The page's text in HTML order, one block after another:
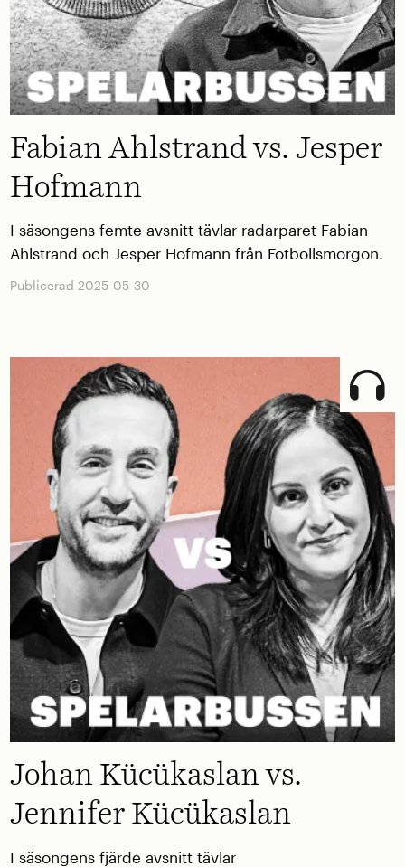
Fabian Ahlstrand vs. Jesper
Hofmann
I säsongens femte avsnitt tävlar radarparet Fabian
Ahlstrand och Jesper Hofmann från Fotbollsmorgon.
Publicerad 2025-05-30
Johan Kücükaslan vs.
Jennifer Kücükaslan
I säsongens fjärde avsnitt tävlar